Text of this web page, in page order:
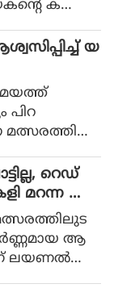
ക
ശേഷംയ
പിറ
മത്സരത്തിൽ
നേടിയ
റെഡ്
മറന്ന അർ
അർഹത
ആ
ലയണല്‍